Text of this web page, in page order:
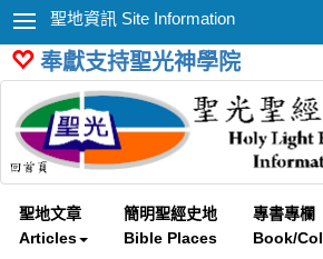
聖地資訊 Site Information
奉獻支持聖光神學院
聖地文章
Articles
簡明聖經史地
Bible Places
專書專欄
Book/Col